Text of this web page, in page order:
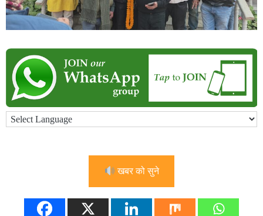
खबर को सुने